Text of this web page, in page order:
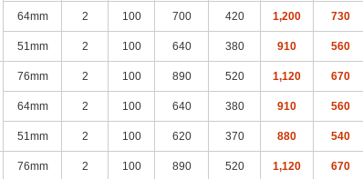
64mm 2 100 700 420 1,200 730
51mm 2 100 640 380 910 560
76mm 2 100 890 520 1,120 670
64mm 2 100 640 380 910 560
51mm 2 100 620 370 880 540
76mm 2 100 890 520 1,120 670